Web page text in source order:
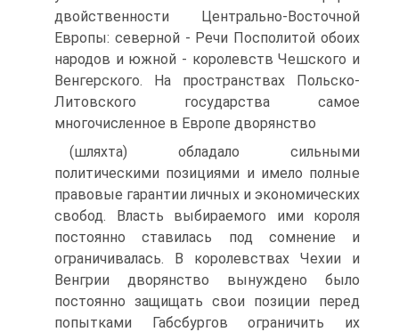
двойственности Центрально-Восточной
Европы: северной - Речи Посполитой обоих
народов и южной - королевств Чешского и
Венгерского. На пространствах Польско-
Литовского государства самое
многочисленное в Европе дворянство
(шляхта) обладало сильными
политическими позициями и имело полные
право­вые гарантии личных и экономических
свобод. Власть выбираемого ими короля
постоянно ставилась под сомнение и
ограничивалась. В королевствах Чехии и
Венгрии дворянство вынуждено было
постоянно защищать свои позиции перед
попытками Габсбургов ограничить их